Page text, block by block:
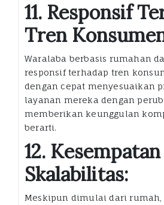
11. Responsif
Tren
Waralaba berbasis rumahan
responsif terhadap tren
dengan cepat menyesuaikan
layanan mereka dengan
memberikan keunggulan
berarti.
12.
Skalabilitas:
Meskipun dimulai dari